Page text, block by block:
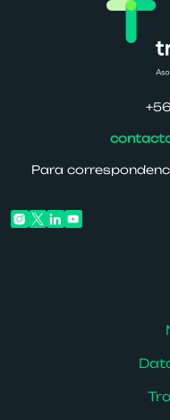
Para